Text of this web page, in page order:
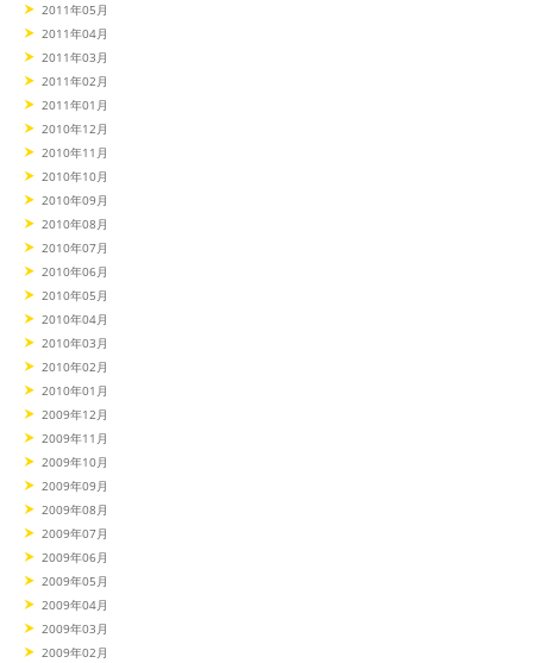
2011年05月
2011年04月
2011年03月
2011年02月
2011年01月
2010年12月
2010年11月
2010年10月
2010年09月
2010年08月
2010年07月
2010年06月
2010年05月
2010年04月
2010年03月
2010年02月
2010年01月
2009年12月
2009年11月
2009年10月
2009年09月
2009年08月
2009年07月
2009年06月
2009年05月
2009年04月
2009年03月
2009年02月